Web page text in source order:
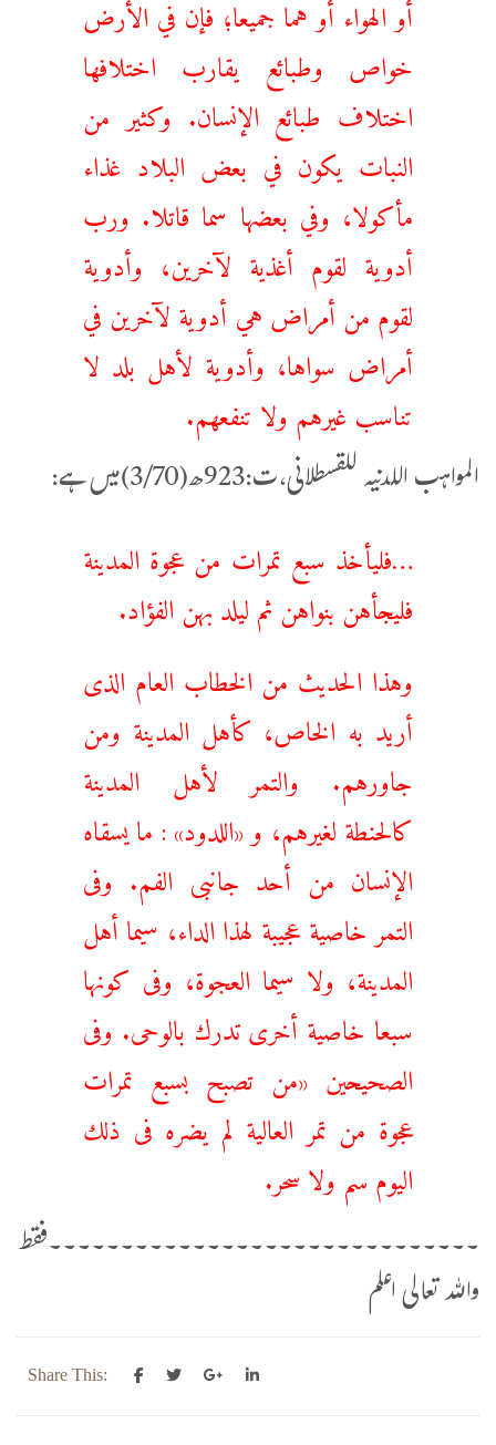
خواص وطبائع يقارب اختلافها
اختلاف طبائع الإنسان. وكثير من
النبات يكون في بعض البلاد غذاء
مأكولا، وفي بعضها سما قاتلا. ورب
أدوية لقوم أغذية لآخرين، وأدوية
لقوم من أمراض هي أدوية لآخرين في
أمراض سواها، وأدوية لأهل بلد لا
تناسب غيرهم ولا تنفعهم.
المواہب اللدنیہ للقسطلانی،ت:923ھ(3/70)میں ہے:
…فليأخذ سبع تمرات من عجوة المدينة
فليجأهن بنواهن ثم ليلد بهن الفؤاد.
وهذا الحديث من الخطاب العام الذى
أريد به الخاص، كأهل المدينة ومن
جاورهم. والتمر لأهل المدينة
كالحنطة لغيرهم، و «اللدود» : ما يسقاه
الإنسان من أحد جانبى الفم. وفى
التمر خاصية عجيبة لهذا الداء، سيما أهل
المدينة، ولا سيما العجوة، وفى كونها
سبعا خاصية أخرى تدرك بالوحى. وفى
الصحيحين «من تصبح بسبع تمرات
عجوة من تمر العالية لم يضره فى ذلك
اليوم سم ولا سحر.
۔۔۔۔۔۔۔۔۔۔۔۔۔۔۔۔۔۔۔۔۔۔۔۔۔۔۔۔۔۔فقط
واللہ تعالی اعلم
Share This: